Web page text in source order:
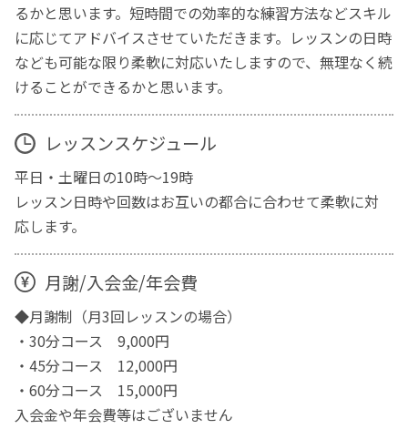
るかと思います。短時間での効率的な練習方法などスキル
に応じてアドバイスさせていただきます。レッスンの日時
なども可能な限り柔軟に対応いたしますので、無理なく続
けることができるかと思います。
レッスンスケジュール
平日・土曜日の10時～19時
レッスン日時や回数はお互いの都合に合わせて柔軟に対
応します。
月謝/入会金/年会費
◆月謝制（月3回レッスンの場合）
・30分コース 9,000円
・45分コース 12,000円
・60分コース 15,000円
入会金や年会費等はございません